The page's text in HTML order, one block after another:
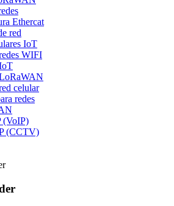
Ethercat
red
IoT
WIFI
celular
redes
(VoIP)
(CCTV)